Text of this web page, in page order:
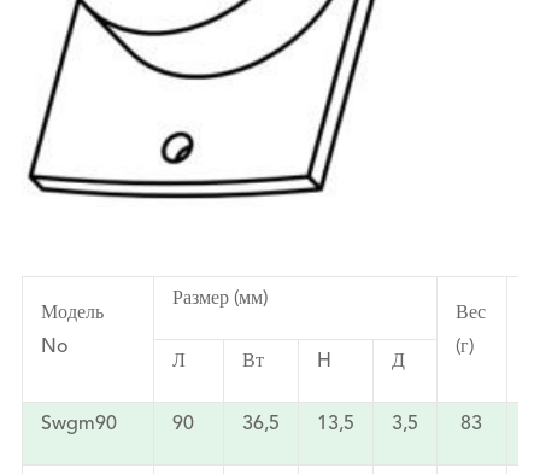
Модель
No
Размер (мм)
Вес
(г)
Л Вт H Д
Swgm90 90 36,5 13,5 3,5 83